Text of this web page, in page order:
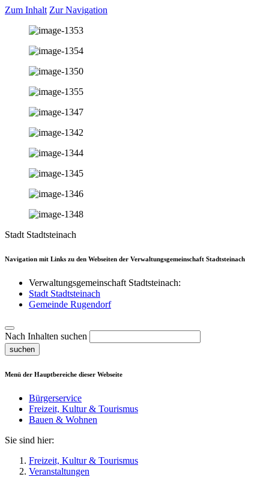
Zum Inhalt Zur Navigation
Stadt Stadtsteinach
Navigation mit Links zu den Webseiten der Verwaltungsgemeinschaft Stadtsteinach
Verwaltungsgemeinschaft Stadtsteinach:
Stadt Stadtsteinach
Gemeinde Rugendorf
Nach Inhalten suchen
suchen
Menü der Hauptbereiche dieser Webseite
Bürgerservice
Freizeit, Kultur & Tourismus
Bauen & Wohnen
Sie sind hier:
Freizeit, Kultur & Tourismus
Veranstaltungen